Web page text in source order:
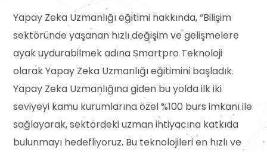
Yapay Zeka Uzmanlığı eğitimi hakkında, “Bilişim
sektöründe yaşanan hızlı değişim ve gelişmelere
ayak uydurabilmek adına Smartpro Teknoloji
olarak Yapay Zeka Uzmanlığı eğitimini başladık.
Yapay Zeka Uzmanlığına giden bu yolda ilk iki
seviyeyi kamu kurumlarına özel%100 burs imkanı ile
sağlayarak, sektördeki uzman ihtiyacına katkıda
bulunmayı hedefliyoruz. Bu teknolojileri en hızlı ve